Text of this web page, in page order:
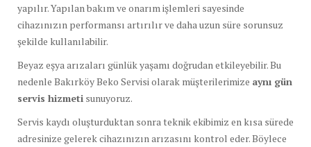
yapılır.Yapılan bakım ve onarım işlemleri sayesinde
cihazınızın performansı artırılırve daha uzun süre sorunsuz
şekilde kullanılabilir.
Beyaz eşya arızaları günlükyaşamı doğrudan etkileyebilir.Bu
nedenle BakırköyBeko Servisi olarak müşterilerimize aynı gün
servis hizmeti sunuyoruz.
Servis kaydı oluşturduktan sonra teknikekibimiz en kısa sürede
adresinize gelerekcihazınızın arızasını kontrol eder.Böylece